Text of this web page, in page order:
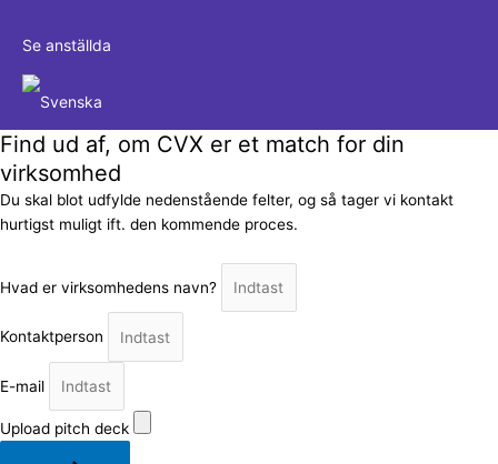
Se anställda
Find ud af, om CVX er et match for din
virksomhed
Du skal blot udfylde nedenstående felter, og så tager vi kontakt
hurtigst muligt ift. den kommende proces.
Hvad er virksomhedens navn?
Kontaktperson
E-mail
Upload pitch deck